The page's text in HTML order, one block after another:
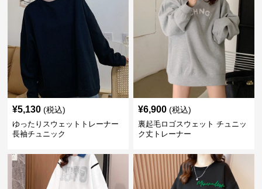
¥5,130 (税込)
ゆったりスウェットトレーナー
長袖チュニック
¥6,900 (税込)
裏起毛ロゴスウェット チュニッ
ク丈トレーナー